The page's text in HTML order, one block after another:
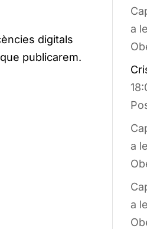
digitals
publicarem.
a
a
a